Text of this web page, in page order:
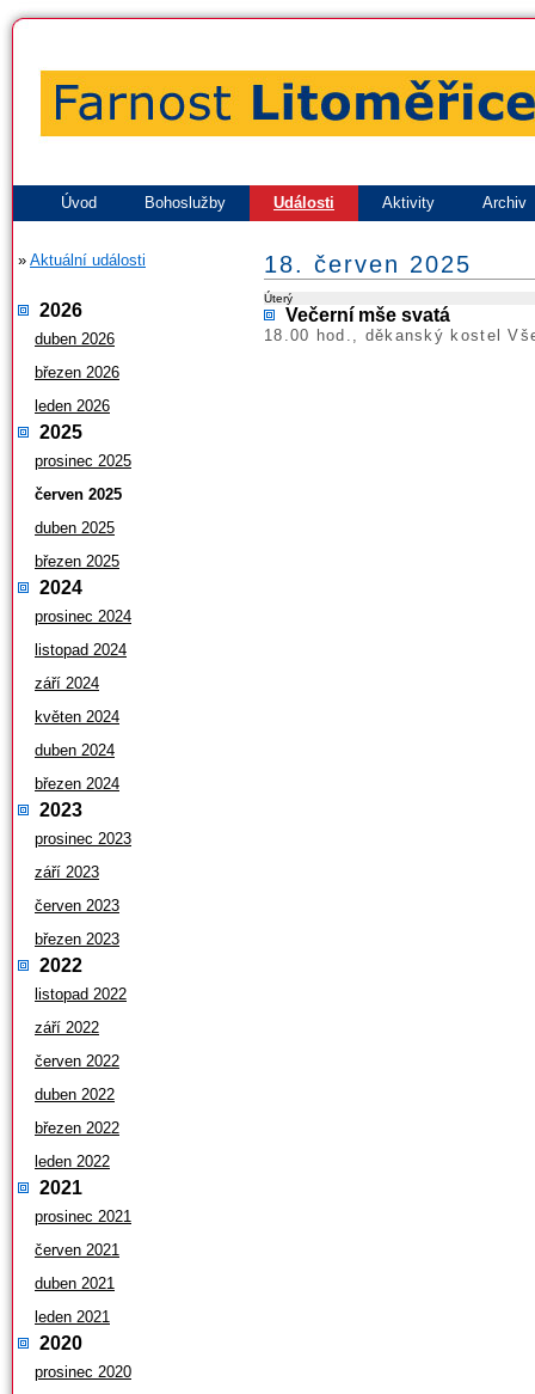
Úvod Bohoslužby Události Aktivity Archiv
» Aktuální události
2026
duben 2026
březen 2026
leden 2026
2025
prosinec 2025
červen 2025
duben 2025
březen 2025
2024
prosinec 2024
listopad 2024
září 2024
květen 2024
duben 2024
březen 2024
2023
prosinec 2023
září 2023
červen 2023
březen 2023
2022
listopad 2022
září 2022
červen 2022
duben 2022
březen 2022
leden 2022
2021
prosinec 2021
červen 2021
duben 2021
leden 2021
2020
prosinec 2020
18. červen 2025
Úterý
Večerní mše svatá
18.00 hod., děkanský kostel